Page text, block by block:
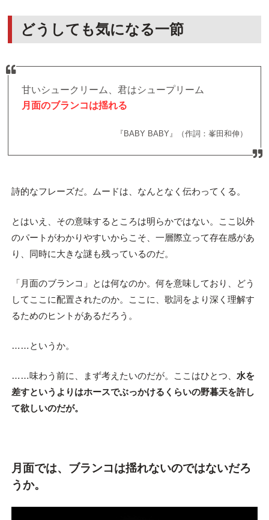
どうしても気になる一節
甘いシュークリーム、君はシュープリーム
月面のブランコは揺れる
『BABY BABY』（作詞：峯田和伸）
詩的なフレーズだ。ムードは、なんとなく伝わってくる。
とはいえ、その意味するところは明らかではない。ここ以外
のパートがわかりやすいからこそ、一層際立って存在感があ
り、同時に大きな謎も残っているのだ。
「月面のブランコ」とは何なのか。何を意味しており、どう
してここに配置されたのか。ここに、歌詞をより深く理解す
るためのヒントがあるだろう。
……というか。
……味わう前に、まず考えたいのだが。ここはひとつ、 水を
差すというよりはホースでぶっかけるくらいの野暮天を許し
て欲しいのだが。
月面では、ブランコは揺れないのではないだろ
うか。